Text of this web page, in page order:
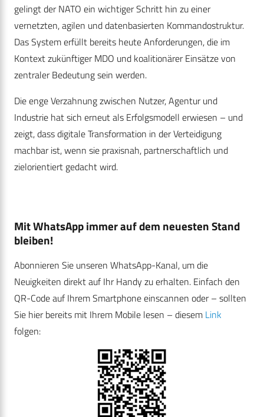
gelingt der NATO ein wichtiger Schritt hin zu einer
vernetzten, agilen und datenbasierten Kommandostruktur.
Das System erfüllt bereits heute Anforderungen, die im
Kontext zukünftiger MDO und koalitionärer Einsätze von
zentraler Bedeutung sein werden.
Die enge Verzahnung zwischen Nutzer, Agentur und
Industrie hat sich erneut als Erfolgsmodell erwiesen – und
zeigt, dass digitale Transformation in der Verteidigung
machbar ist, wenn sie praxisnah, partnerschaftlich und
zielorientiert gedacht wird.
Mit WhatsApp immer auf dem neuesten Stand
bleiben!
Abonnieren Sie unseren WhatsApp-Kanal, um die
Neuigkeiten direkt auf Ihr Handy zu erhalten. Einfach den
QR-Code auf Ihrem Smartphone einscannen oder – sollten
Sie hier bereits mit Ihrem Mobile lesen – diesem Link
folgen: